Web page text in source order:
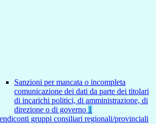
Sanzioni per mancata o incompleta
comunicazione dei dati da parte dei titolari
di incarichi politici, di amministrazione, di
direzione o di governo 1
gruppi consiliari regionali/provinciali